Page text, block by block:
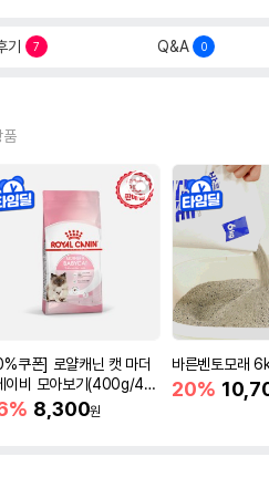
기 7 Q&A 0
품
쿠폰] 로얄캐닌 캣 마더
이비 모아보기(400g/4/1
8,300원
바른벤토모래
20%